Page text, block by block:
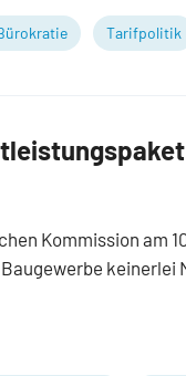
Tarifpolitik
Kommission am
keinerlei